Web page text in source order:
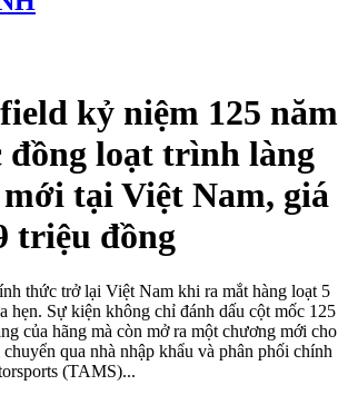
kỷ niệm 125 năm
đồng loạt trình làng
mới tại Việt Nam, giá
triệu đồng
thức trở lại Việt Nam khi ra mắt hàng loạt 5
hẹn. Sự kiện không chỉ đánh dấu cột mốc 125
của hãng mà còn mở ra một chương mới cho
qua nhà nhập khẩu và phân phối chính
(TAMS)...